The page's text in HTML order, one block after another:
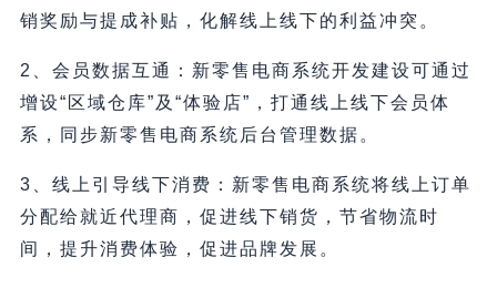
销奖励与提成补贴，化解线上线下的利益冲突。
2、会员数据互通：新零售电商系统开发建设可通过
增设“区域仓库”及“体验店”，打通线上线下会员体
系，同步新零售电商系统后台管理数据。
3、线上引导线下消费：新零售电商系统将线上订单
分配给就近代理商，促进线下销货，节省物流时
间，提升消费体验，促进品牌发展。